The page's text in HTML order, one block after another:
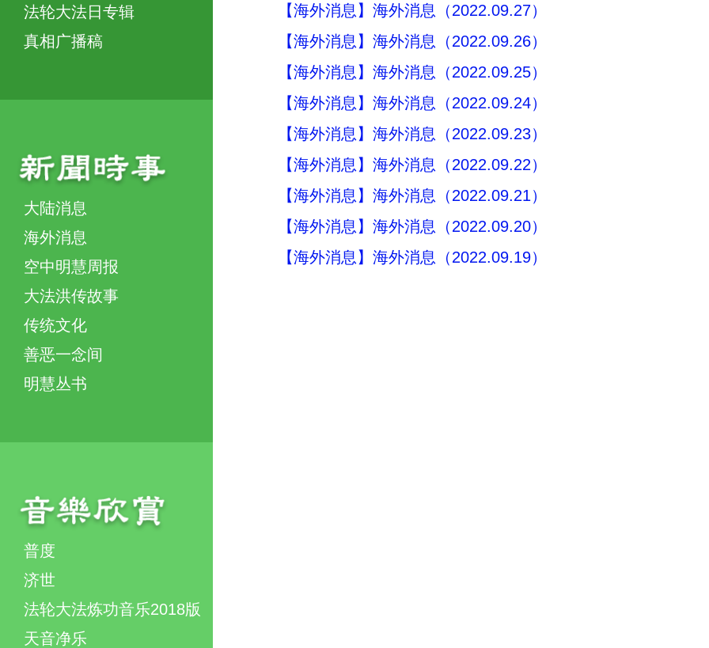
法轮大法日专辑
真相广播稿
大陆消息
海外消息
空中明慧周报
大法洪传故事
传统文化
善恶一念间
明慧丛书
普度
济世
法轮大法炼功音乐2018版
天音净乐
【海外消息】海外消息（2022.09.27）
【海外消息】海外消息（2022.09.26）
【海外消息】海外消息（2022.09.25）
【海外消息】海外消息（2022.09.24）
【海外消息】海外消息（2022.09.23）
【海外消息】海外消息（2022.09.22）
【海外消息】海外消息（2022.09.21）
【海外消息】海外消息（2022.09.20）
【海外消息】海外消息（2022.09.19）